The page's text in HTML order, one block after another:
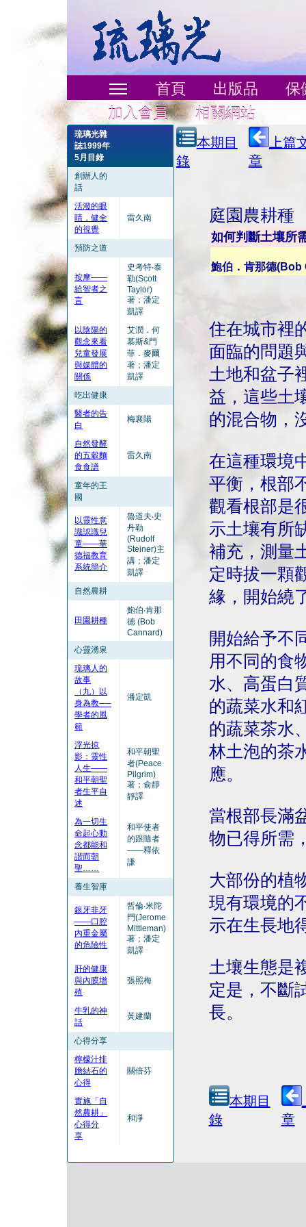
首頁 出版品
保
加入會員
相關網站
琉璃光雜
誌1999年
5月目錄
創辦人的
話
活潑的眼
睛，健全
的視覺
雷久南
預防之道
按摩——
給智者之
言
史考特‧泰
勒(Scott
Taylor)
著；潘定
凱譯
以陰陽的
觀念來看
兒童發展
與媒體的
關係
艾潤．何
慕斯&門
菲．麥爾
著；潘定
凱譯
吃出健康
醫者的告
白
梅襄陽
自然發酵
的五穀麵
食食譜
雷久南
童年的王
國
以靈性意
識認識兒
童——華
德福教育
系統簡介
魯道夫‧史
丹勒
(Rudolf
Steiner)主
講；潘定
凱譯
自然農耕
田園耕種
鮑伯‧肯那
德 (Bob
Cannard)
心靈湧泉
琉璃人的
故事
（九）以
身為教──
學者的風
範
潘定凱
浮光掠
影：靈性
人生——
和平朝聖
者生平自
述
和平朝聖
者(Peace
Pilgrim)
著；俞靜
靜譯
為一切生
命起心動
念都能和
諧而朝
聖……
和平使者
的跟隨者
——釋依
謙
養生智庫
銀牙非牙
——口腔
內重金屬
的危險性
哲倫‧米陀
門(Jerome
Mittleman)
著；潘定
凱譯
肝的健康
與內膜增
殖
張照梅
牛乳的神
話
黃建蘭
心得分享
檸檬汁排
膽結石的
心得
關倍芬
實施「自
然農耕」
心得分
享
和淨
本期目
錄
上篇
章
庭園農耕種
如何判斷土壤所
鮑伯．肯那德(Bob
住在城市裡
面臨的問題
土地和盆子
益，這些土
的混合物，
在這種環境
平衡，根部
觀看根部是
示土壤有所
補充，測量
定時拔一顆
緣，開始繞
開始給予不
用不同的食
水、高蛋白
的蔬菜水和
的蔬菜茶水
林土泡的茶
應。
當根部長滿
物已得所需
大部份的植
現有環境的
示在生長地
土壤生態是
定是，不斷
長。
本期目
錄
章